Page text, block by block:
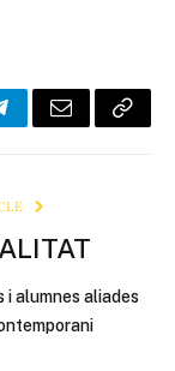
Email Copy
i alumnes aliades